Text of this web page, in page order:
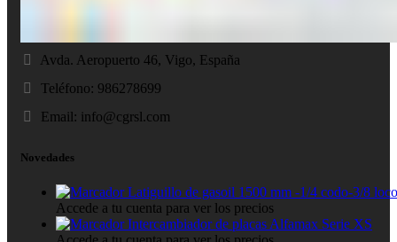
Avda. Aeropuerto 46, Vigo, España
Teléfono: 986278699
Email: info@cgrsl.com
Novedades
Latiguillo de gasoil 1500 mm -1/4 codo-3/8 loco
Accede a tu cuenta para ver los precios
Intercambiador de placas Alfamax Serie XS